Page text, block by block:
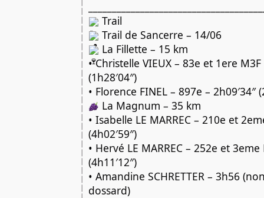
Trail
Trail de Sancerre – 14/06
La Fillette – 15 km
• Christelle VIEUX – 83e et 1ere M3F
(1h28′04″)
• Florence FINEL – 897e – 2h09′34″
La Magnum – 35 km
• Isabelle LE MARREC – 210e et
(4h02′59″)
• Hervé LE MARREC – 252e et 3eme
(4h11′12″)
• Amandine SCHRETTER – 3h56
dossard)